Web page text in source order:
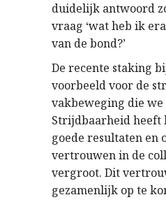
duidelijk antwoord
vraag ‘wat heb ik
van de bond?’
De recente staking
voorbeeld voor de
vakbeweging die we
Strijdbaarheid heeft
goede resultaten en
vertrouwen in de
vergroot. Dit
gezamenlijk op te